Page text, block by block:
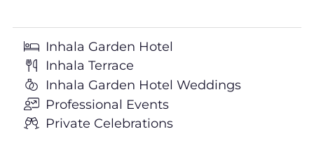
Inhala Garden Hotel
Inhala Terrace
Inhala Garden Hotel Weddings
Professional Events
Private Celebrations